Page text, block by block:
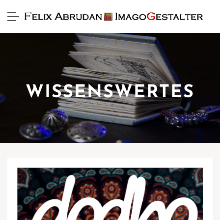
WISSENSWERTES